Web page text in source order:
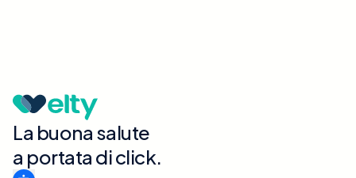
La buona salute
a portata di click.